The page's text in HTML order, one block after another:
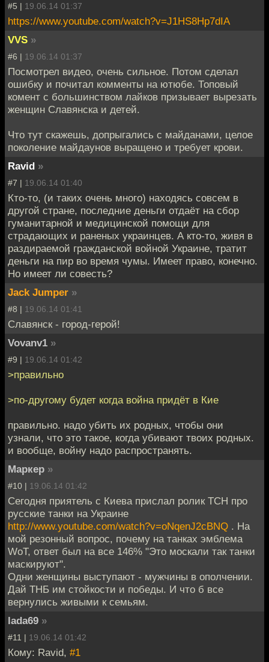
#5 | 19.06.14 01:37
https://www.youtube.com/watch?v=J1HS8Hp7dIA
VVS »
#6 | 19.06.14 01:37
Посмотрел видео, очень сильное. Потом сделал
ошибку и почитал комменты на ютюбе. Топовый
комент с большинством лайков призывает вырезать
женщин Славянска и детей.
Что тут скажешь, допрыгались с майданами, целое
поколение майдаунов выращено и требует крови.
Ravid »
#7 | 19.06.14 01:40
Кто-то, (и таких очень много) находясь совсем в
другой стране, последние деньги отдаёт на сбор
гуманитарной и медицинской помощи для
страдающих и раненых украинцев. А кто-то, живя в
раздираемой гражданской войной Украине, тратит
деньги на пир во время чумы. Имеет право, конечно.
Но имеет ли совесть?
Jack Jumper »
#8 | 19.06.14 01:41
Славянск - город-герой!
Vovanv1 »
#9 | 19.06.14 01:42
>правильно
>по-другому будет когда война придёт в Кие
правильно. надо убить их родных, чтобы они
узнали, что это такое, когда убивают твоих родных.
и вообще, войну надо распространять.
Маркер »
#10 | 19.06.14 01:42
Сегодня приятель с Киева прислал ролик ТСН про
русские танки на Украине
http://www.youtube.com/watch?v=oNqenJ2cBNQ . На
мой резонный вопрос, почему на танках эмблема
WoT, ответ был на все 146% "Это москали так танки
маскируют".
Одни женщины выступают - мужчины в ополчении.
Дай ТНБ им стойкости и победы. И что б все
вернулись живыми к семьям.
lada69 »
#11 | 19.06.14 01:42
Кому: Ravid, #1